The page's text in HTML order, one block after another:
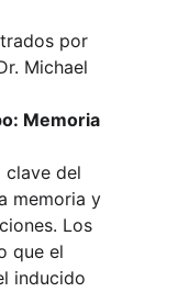
por
Michael
Memoria
clave del
memoria y
Los
que el
inducido